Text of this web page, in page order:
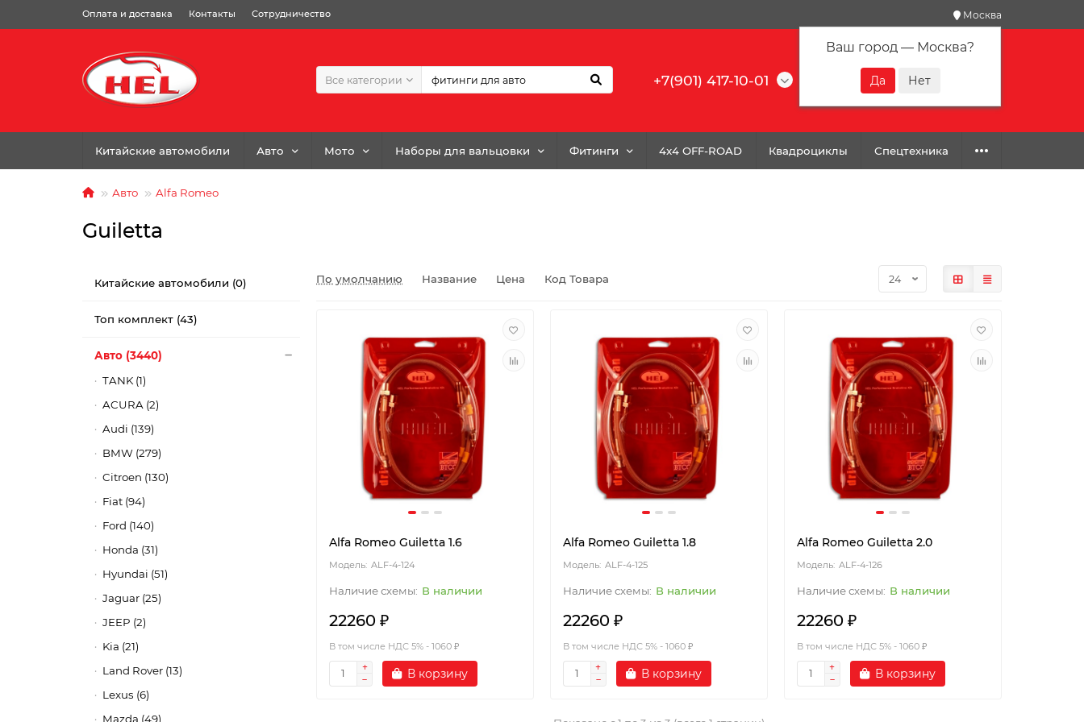
Оплата и доставка Контакты Сотрудничество Москва
Ваш город — Москва?
Все категории +7(901) 417-10-01
Китайские автомобили Авто Мото Наборы для вальцовки Фитинги 4x4 OFF-ROAD Квадроциклы Спецтехника
Авто Alfa Romeo
Guiletta
Китайские автомобили (0)
Топ комплект (43)
Авто (3440)
TANK (1)
ACURA (2)
Audi (139)
BMW (279)
Citroen (130)
Fiat (94)
Ford (140)
Honda (31)
Hyundai (51)
Jaguar (25)
JEEP (2)
Kia (21)
Land Rover (13)
Lexus (6)
Mazda (49)
По умолчанию Название Цена Код Товара
Alfa Romeo Guiletta 1.6
ALF-4-124
В наличии
22260 ₽
В том числе НДС 5% - 1060 ₽
В корзину
Alfa Romeo Guiletta 1.8
ALF-4-125
В наличии
22260 ₽
В том числе НДС 5% - 1060 ₽
В корзину
Alfa Romeo Guiletta 2.0
ALF-4-126
В наличии
22260 ₽
В том числе НДС 5% - 1060 ₽
В корзину